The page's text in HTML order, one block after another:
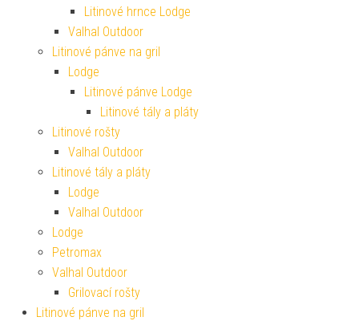
Litinové hrnce Lodge
Valhal Outdoor
Litinové pánve na gril
Lodge
Litinové pánve Lodge
Litinové tály a pláty
Litinové rošty
Valhal Outdoor
Litinové tály a pláty
Lodge
Valhal Outdoor
Lodge
Petromax
Valhal Outdoor
Grilovací rošty
Litinové pánve na gril